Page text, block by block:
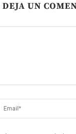
DEJA UN